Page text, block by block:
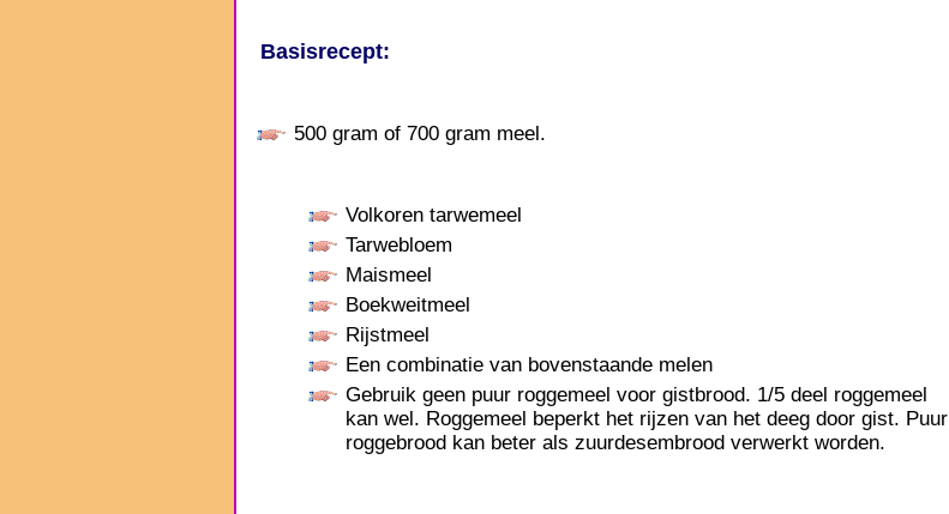
Basisrecept:
500 gram of 700 gram meel.
Volkoren tarwemeel
Tarwebloem
Maismeel
Boekweitmeel
Rijstmeel
Een combinatie van bovenstaande melen
Gebruik geen puur roggemeel voor gistbrood. 1/5 deel roggemeel
kan wel. Roggemeel beperkt het rijzen van het deeg door gist. Puur
roggebrood kan beter als zuurdesembrood verwerkt worden.